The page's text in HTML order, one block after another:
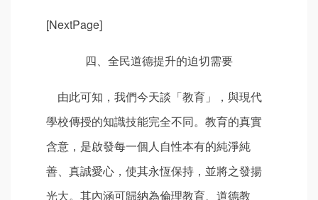
[NextPage]
四、全民道德提升的迫切需要
由此可知，我們今天談「教育」，與現代
學校傳授的知識技能完全不同。教育的真實
含意，是啟發每一個人自性本有的純淨純
善、真誠愛心，使其永恆保持，並將之發揚
光大。其內涵可歸納為倫理教育、道德教